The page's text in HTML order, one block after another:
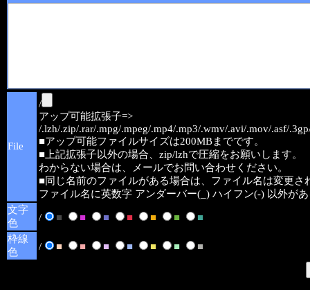
File
/
アップ可能拡張子=>
/.lzh/.zip/.rar/.mpg/.mpeg/.mp4/.mp3/.wmv/.avi/.mov/.asf/
■アップ可能ファイルサイズは200MBまでです。
■上記拡張子以外の場合、zip/lzhで圧縮をお願いします。
わからない場合は、メールでお問い合わせください。
■同じ名前のファイルがある場合は、ファイル名は変更さ
ファイル名に英数字 アンダーバー(_) ハイフン(-) 以外が
文字
色
/ ■ ■ ■ ■ ■ ■
■
枠線
色
/ ■ ■ ■ ■ ■ ■ ■